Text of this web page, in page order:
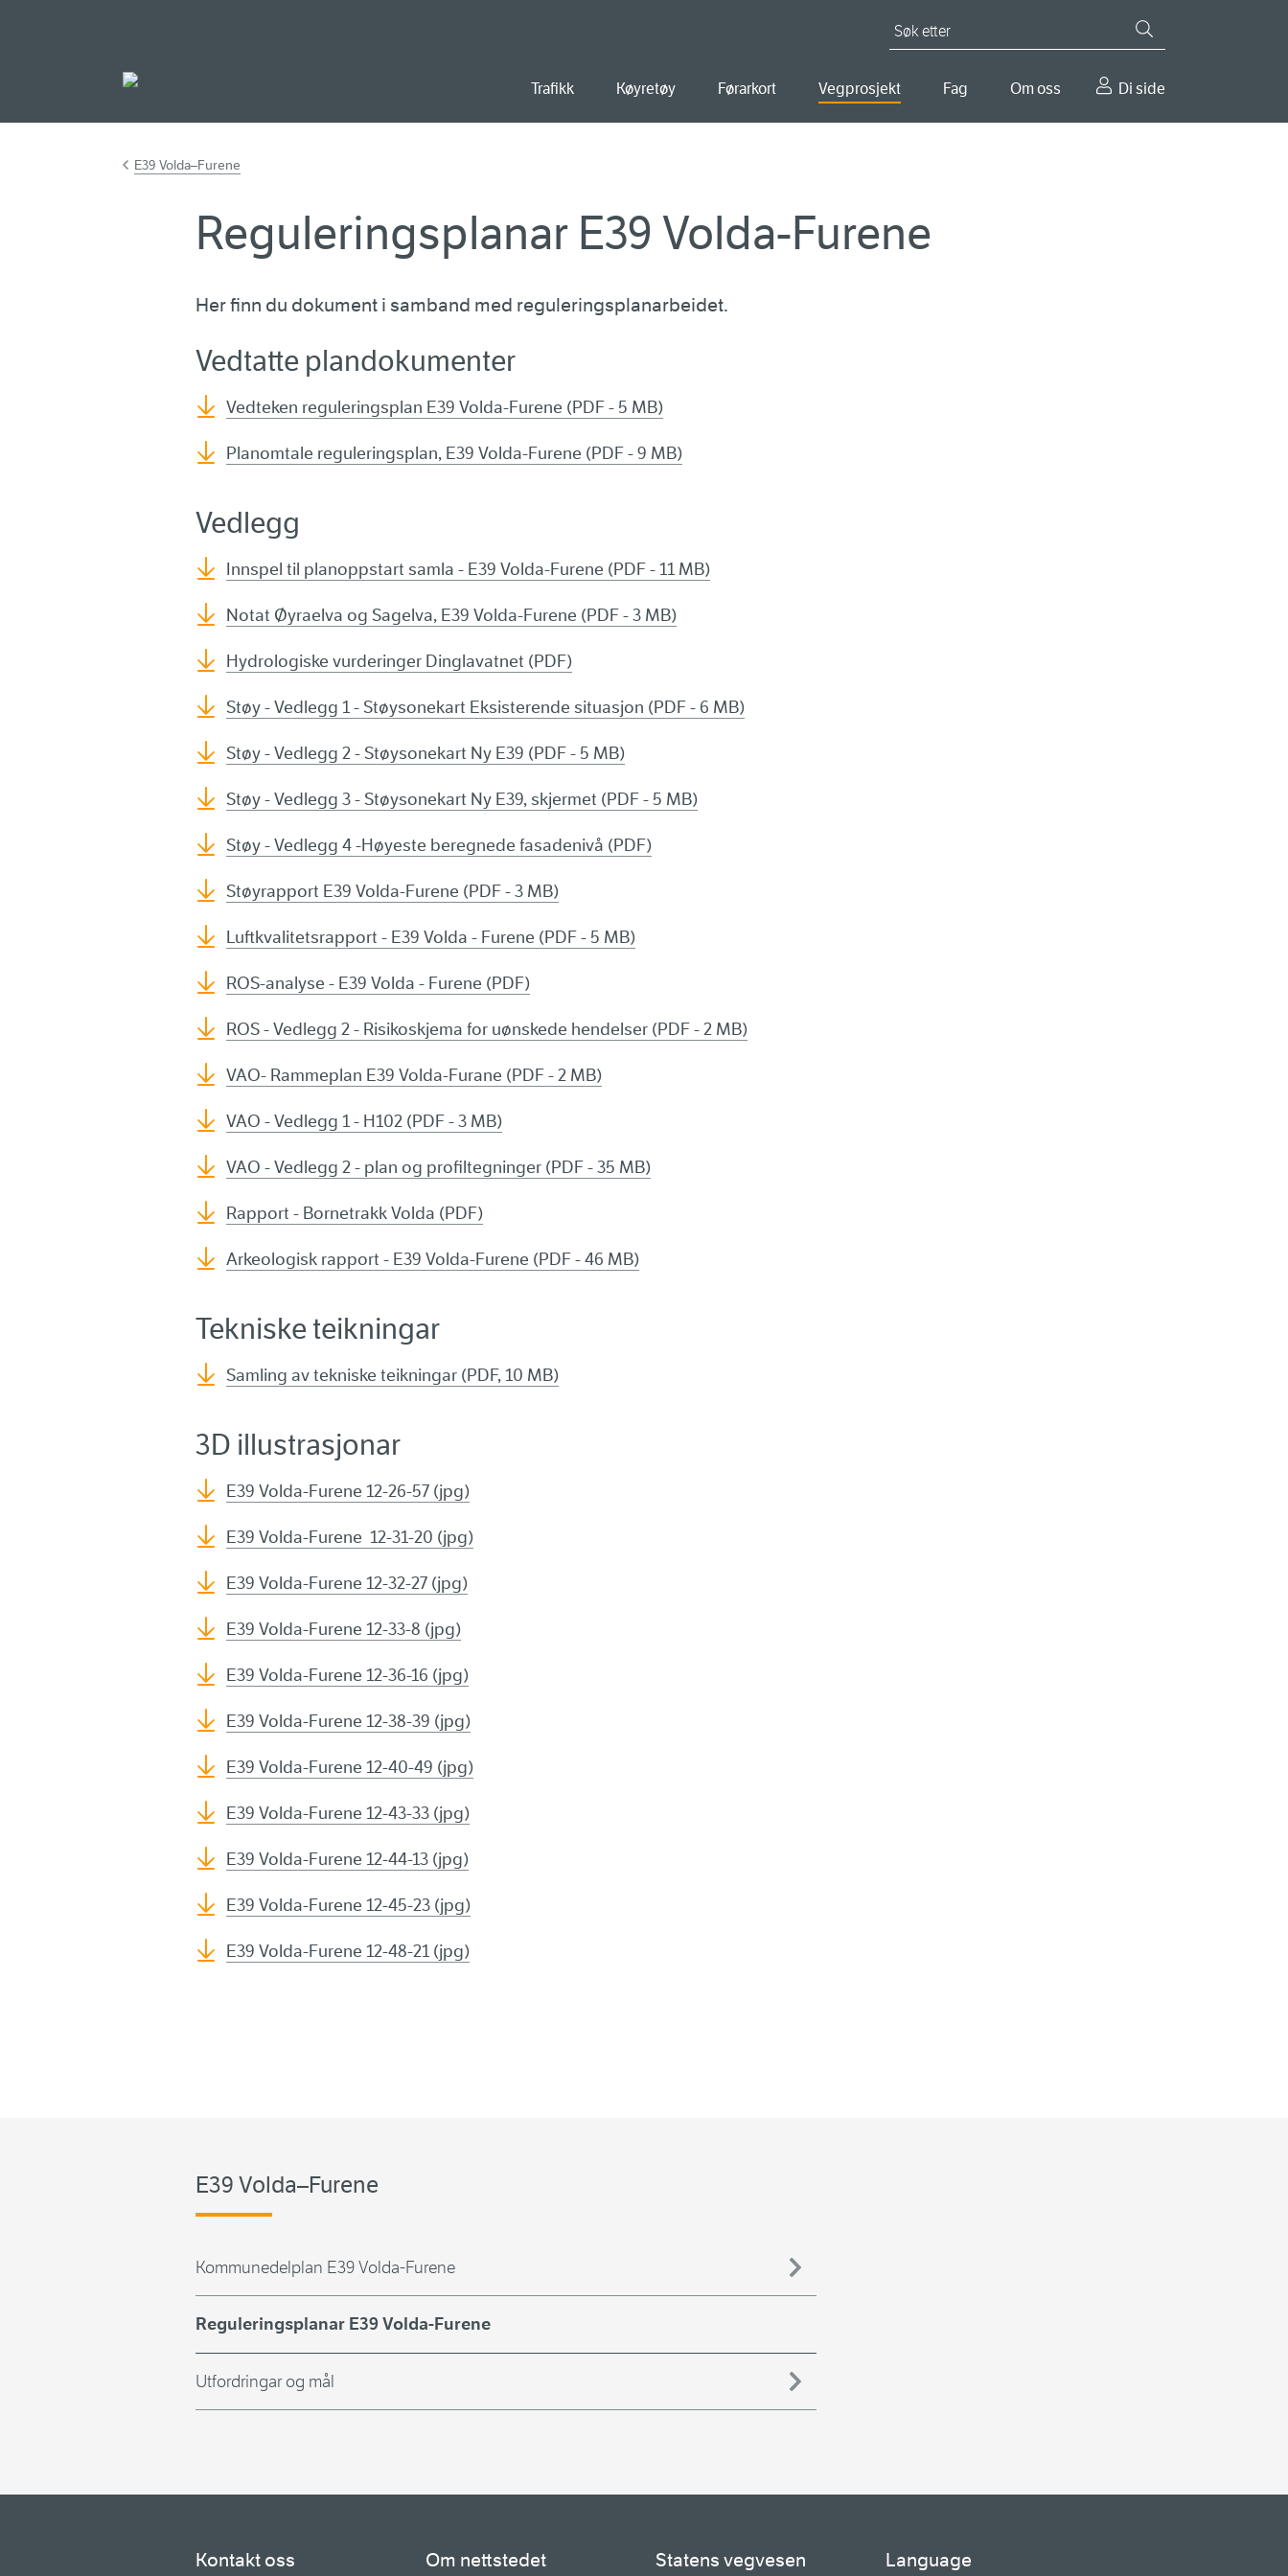
Trafikk Køyretøy Førarkort Vegprosjekt Fag Om oss Di side
E39 Volda–Furene
Reguleringsplanar E39 Volda-Furene
Her finn du dokument i samband med reguleringsplanarbeidet.
Vedtatte plandokumenter
Vedteken reguleringsplan E39 Volda-Furene (PDF - 5 MB)
Planomtale reguleringsplan, E39 Volda-Furene (PDF - 9 MB)
Vedlegg
Innspel til planoppstart samla - E39 Volda-Furene (PDF - 11 MB)
Notat Øyraelva og Sagelva, E39 Volda-Furene (PDF - 3 MB)
Hydrologiske vurderinger Dinglavatnet (PDF)
Støy - Vedlegg 1 - Støysonekart Eksisterende situasjon (PDF - 6 MB)
Støy - Vedlegg 2 - Støysonekart Ny E39 (PDF - 5 MB)
Støy - Vedlegg 3 - Støysonekart Ny E39, skjermet (PDF - 5 MB)
Støy - Vedlegg 4 -Høyeste beregnede fasadenivå (PDF)
Støyrapport E39 Volda-Furene (PDF - 3 MB)
Luftkvalitetsrapport - E39 Volda - Furene (PDF - 5 MB)
ROS-analyse - E39 Volda - Furene (PDF)
ROS - Vedlegg 2 - Risikoskjema for uønskede hendelser (PDF - 2 MB)
VAO- Rammeplan E39 Volda-Furane (PDF - 2 MB)
VAO - Vedlegg 1 - H102 (PDF - 3 MB)
VAO - Vedlegg 2 - plan og profiltegninger (PDF - 35 MB)
Rapport - Bornetrakk Volda (PDF)
Arkeologisk rapport - E39 Volda-Furene (PDF - 46 MB)
Tekniske teikningar
Samling av tekniske teikningar (PDF, 10 MB)
3D illustrasjonar
E39 Volda-Furene 12-26-57 (jpg)
E39 Volda-Furene 12-31-20 (jpg)
E39 Volda-Furene 12-32-27 (jpg)
E39 Volda-Furene 12-33-8 (jpg)
E39 Volda-Furene 12-36-16 (jpg)
E39 Volda-Furene 12-38-39 (jpg)
E39 Volda-Furene 12-40-49 (jpg)
E39 Volda-Furene 12-43-33 (jpg)
E39 Volda-Furene 12-44-13 (jpg)
E39 Volda-Furene 12-45-23 (jpg)
E39 Volda-Furene 12-48-21 (jpg)
E39 Volda–Furene
Kommunedelplan E39 Volda-Furene
Reguleringsplanar E39 Volda-Furene
Utfordringar og mål
Kontakt oss Om nettstedet Statens vegvesen Language